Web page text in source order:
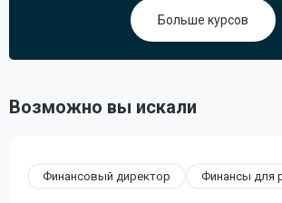
Больше курсов
Возможно вы искали
Финансовый директор Финансы для